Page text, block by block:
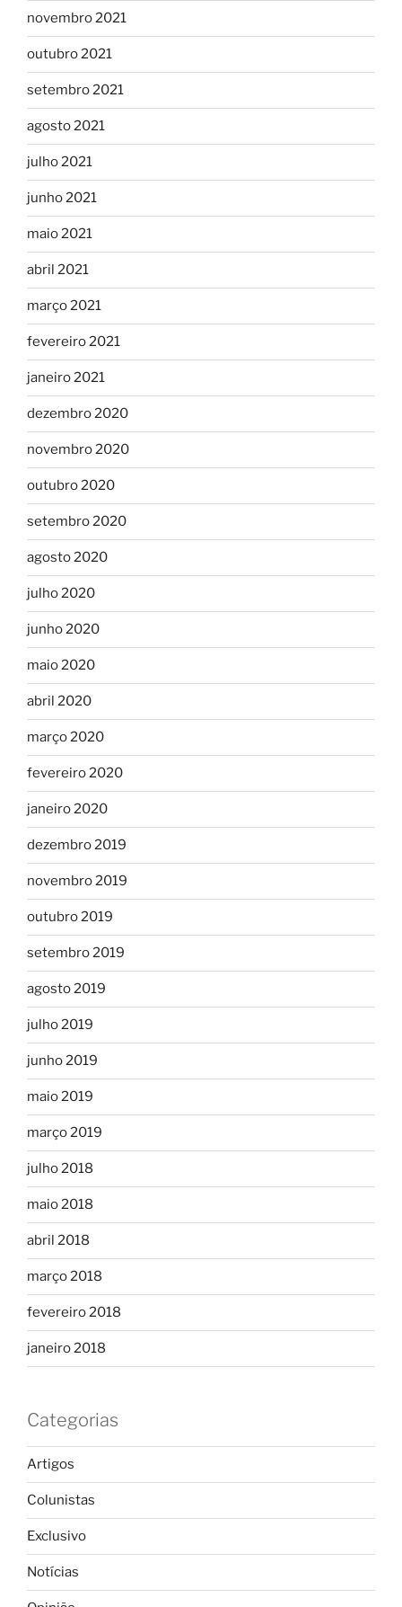
novembro 2021
outubro 2021
setembro 2021
agosto 2021
julho 2021
junho 2021
maio 2021
abril 2021
março 2021
fevereiro 2021
janeiro 2021
dezembro 2020
novembro 2020
outubro 2020
setembro 2020
agosto 2020
julho 2020
junho 2020
maio 2020
abril 2020
março 2020
fevereiro 2020
janeiro 2020
dezembro 2019
novembro 2019
outubro 2019
setembro 2019
agosto 2019
julho 2019
junho 2019
maio 2019
março 2019
julho 2018
maio 2018
abril 2018
março 2018
fevereiro 2018
janeiro 2018
Categorias
Artigos
Colunistas
Exclusivo
Notícias